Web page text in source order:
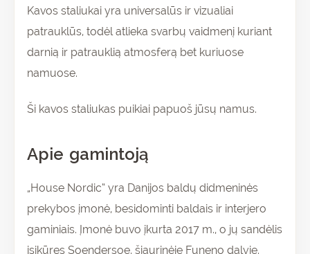
Kavos staliukai yra universalūs ir vizualiai
patrauklūs, todėl atlieka svarbų vaidmenį kuriant
darnią ir patrauklią atmosferą bet kuriuose
namuose.
Ši kavos staliukas puikiai papuoš jūsų namus.
Apie gamintoją
„House Nordic“ yra Danijos baldų didmeninės
prekybos įmonė, besidominti baldais ir interjero
gaminiais. Įmonė buvo įkurta 2017 m., o jų sandėlis
įsikūręs Soendersoe, šiaurinėje Funeno dalyje.